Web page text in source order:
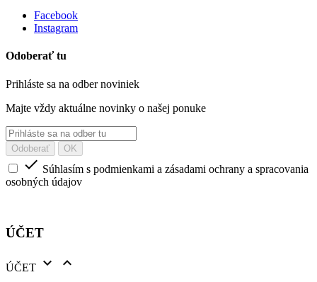
Facebook
Instagram
Odoberať tu
Prihláste sa na odber noviniek
Majte vždy aktuálne novinky o našej ponuke
 Súhlasím s podmienkami a zásadami ochrany a spracovania
osobných údajov
ÚČET
ÚČET  